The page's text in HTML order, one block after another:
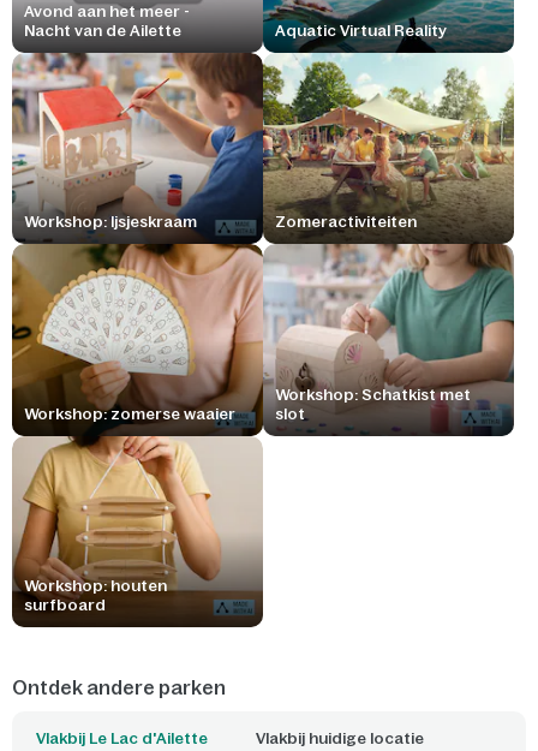
Avond aan het meer -
Nacht van de Ailette
Aquatic Virtual Reality
Workshop: Ijsjeskraam Zomeractiviteiten
Workshop: zomerse waaier
Workshop: Schatkist met
slot
Workshop: houten
surfboard
Ontdek andere parken
Vlakbij Le Lac d'Ailette Vlakbij huidige locatie